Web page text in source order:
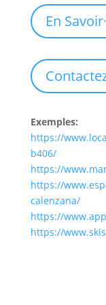
En
Exemples:
https://
b406/
https://
https://
calenzana/
https://
https://